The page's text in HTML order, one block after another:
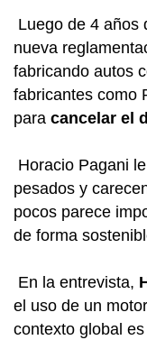
Luego de 4 años
nueva
fabricando autos
fabricantes como
para cancelar el
Horacio Pagani
pesados y
pocos parece
de forma
En la entrevista,
el uso de un
contexto global